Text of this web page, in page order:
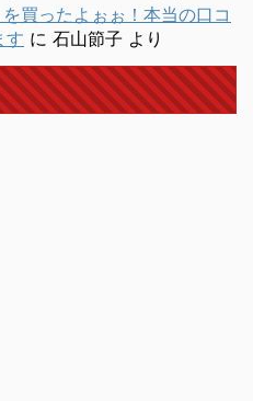
買ったよぉぉ！本当の口コ
す に 石山節子 より